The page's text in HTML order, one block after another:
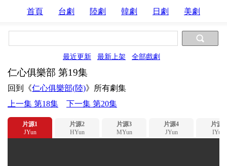
首頁 台劇 陸劇 韓劇 日劇 美劇
最近更新 最新上架 全部戲劇
仁心俱樂部 第19集
回到《仁心俱樂部(陸)》所有劇集
上一集 第18集
下一集 第20集
片源1
JYun
片源2
HYun
片源3
MYun
片源4
JYun
片源5
IYun